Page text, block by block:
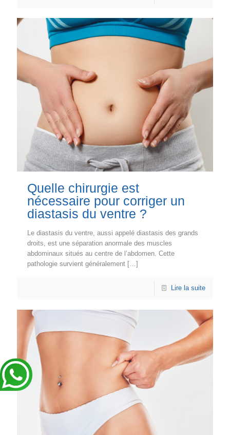
Quelle chirurgie est
nécessaire pour corriger un
diastasis du ventre ?
Le diastasis du ventre, aussi appelé diastasis des grands
droits, est une séparation anormale des muscles
abdominaux situés au centre de l’abdomen. Cette
pathologie survient généralement […]
Lire la suite